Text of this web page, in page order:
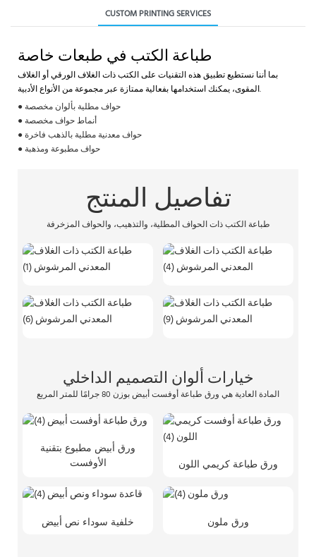
CUSTOM PRINTING SERVICES
طباعة الكتب في طبعات خاصة
بما أننا نستطيع تطبيق هذه التقنيات على الكتب ذات الغلاف الورقي أو الغلاف
المقوى، يمكنك استخدامها بفعالية ممتازة عبر مجموعة من الأنواع الأدبية.
● حواف مطلية بألوان مخصصة
● أنماط حواف مخصصة
● حواف معدنية مطلية بالذهب فاخرة
● حواف مطبوعة ومذهبة
تفاصيل المنتج
طباعة الكتب ذات الحواف المطلية، والتذهيب، والحواف المزخرفة
خيارات ألوان التصميم الداخلي
المادة العادية هي ورق طباعة أوفست أبيض بوزن 80 جرامًا للمتر المربع
ورق أبيض مطبوع بتقنية
الأوفست
ورق طباعة كريمي اللون
خلفية سوداء نص أبيض ورق ملون